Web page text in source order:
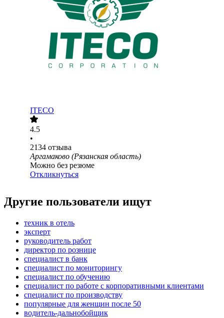
ITECO
4.5
•
2134 отзыва
Аргамаково (Рязанская область)
Можно без резюме
Откликнуться
Другие пользователи ищут
техник в отель
эксперт
руководитель работ
директор по рознице
специалист в банк
специалист по мониторингу
специалист по обучению
специалист по работе с корпоративными клиентами
специалист по производству
популярные для женщин после 50
водитель-дальнобойщик